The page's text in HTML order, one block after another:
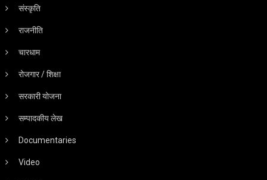
संस्कृति
राजनीति
चारधाम
रोजगार / शिक्षा
सरकारी योजना
सम्पादकीय लेख
Documentaries
Video